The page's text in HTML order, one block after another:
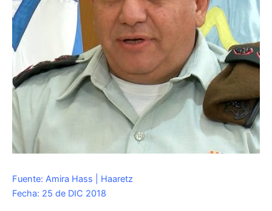
Fuente: Amira Hass | Haaretz
Fecha: 25 de DIC 2018